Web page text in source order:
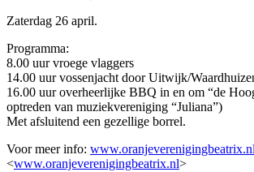
Zaterdag 26 april.
Programma:
8.00 uur vroege vlaggers
14.00 uur vossenjacht door Uitwijk/
16.00 uur overheerlijke BBQ in en om “de
optreden van muziekvereniging “Juliana”)
Met afsluitend een gezellige borrel.
Voor meer info:
<www.oranjeverenigingbeatrix.nl>